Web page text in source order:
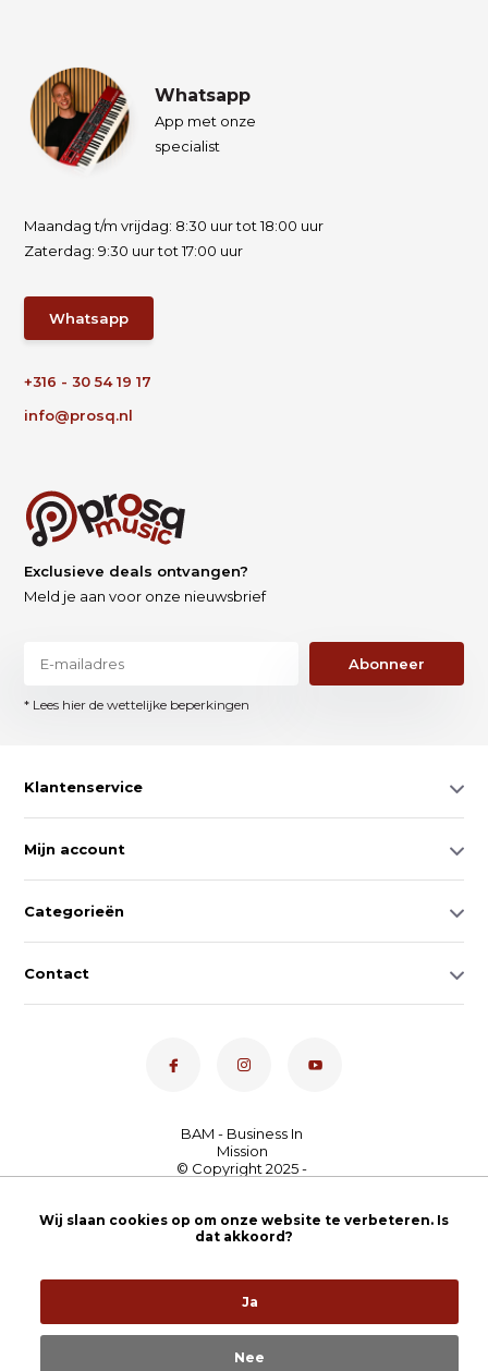
Whatsapp
App met onze
specialist
Maandag t/m vrijdag: 8:30 uur tot 18:00 uur
Zaterdag: 9:30 uur tot 17:00 uur
Whatsapp
+316 - 30 54 19 17
info@prosq.nl
Exclusieve deals ontvangen?
Meld je aan voor onze nieuwsbrief
Abonneer
* Lees hier de wettelijke beperkingen
Klantenservice
Mijn account
Categorieën
Contact
Nederland4,7- bekijk
onze 100+ reviews
Wij slaan cookies op om onze website te verbeteren. Is
dat akkoord?
Ja
Nee